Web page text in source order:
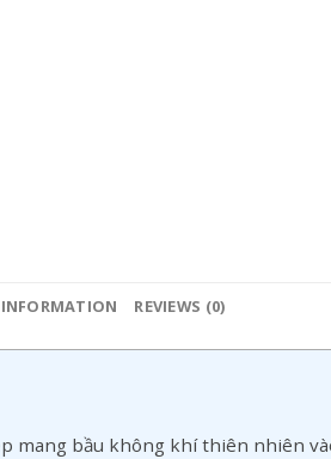
REVIEWS (0)
mang bầu không khí thiên nhiên